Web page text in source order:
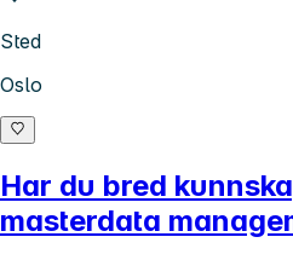
Sted
Oslo
Har du bred
masterdata